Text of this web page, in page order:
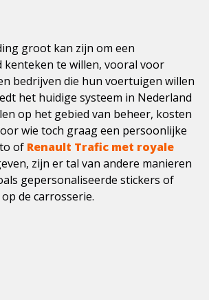
groot kan zijn om een
kenteken te willen, vooral voor
bedrijven die hun voertuigen willen
het huidige systeem in Nederland
op het gebied van beheer, kosten
wie toch graag een persoonlijke
of Renault Trafic met royale
zijn er tal van andere manieren
gepersonaliseerde stickers of
de carrosserie.